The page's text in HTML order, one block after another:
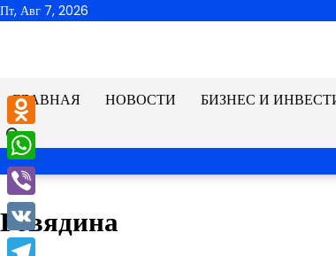
Перейти
Пт, Авг 7, 2026
ГЛАВНАЯ
НОВОСТИ БИЗНЕС И
Говядина
Odnoklassniki
WhatsApp
Viber
VK